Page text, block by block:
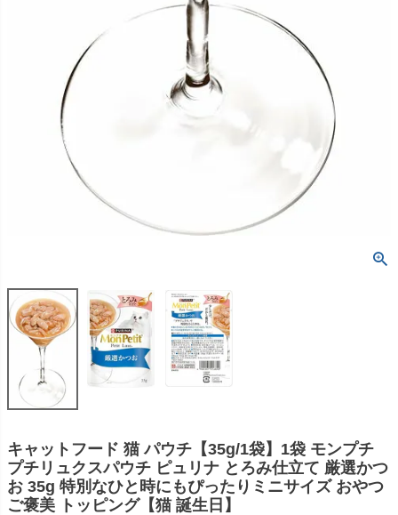
キャットフード 猫 パウチ【35g/1袋】1袋 モンプチ
プチリュクスパウチ ピュリナ とろみ仕立て 厳選かつ
お 35g 特別なひと時にもぴったりミニサイズ おやつ
ご褒美 トッピング【猫 誕生日】